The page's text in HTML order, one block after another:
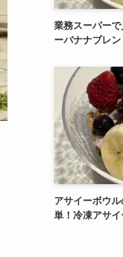
業務スーパー
ーバナナブレ
アサイーボウ
単！冷凍アサ